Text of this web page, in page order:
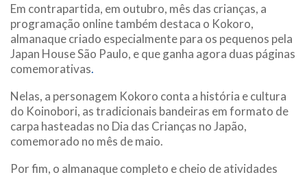
Em contrapartida, em outubro, mês das crianças, a
programação online também destaca o Kokoro,
almanaque criado especialmente para os pequenos pela
Japan House São Paulo, e que ganha agora duas páginas
comemorativas.
Nelas, a personagem Kokoro conta a história e cultura
do Koinobori, as tradicionais bandeiras em formato de
carpa hasteadas no Dia das Crianças no Japão,
comemorado no mês de maio.
Por fim, o almanaque completo e cheio de atividades